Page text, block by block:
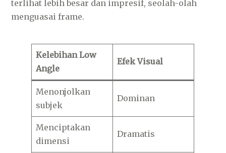
terlihat lebih besar dan impresif, seolah-olah
menguasai frame.
Kelebihan Low
Angle
Efek Visual
Menonjolkan
subjek
Dominan
Menciptakan
dimensi
Dramatis